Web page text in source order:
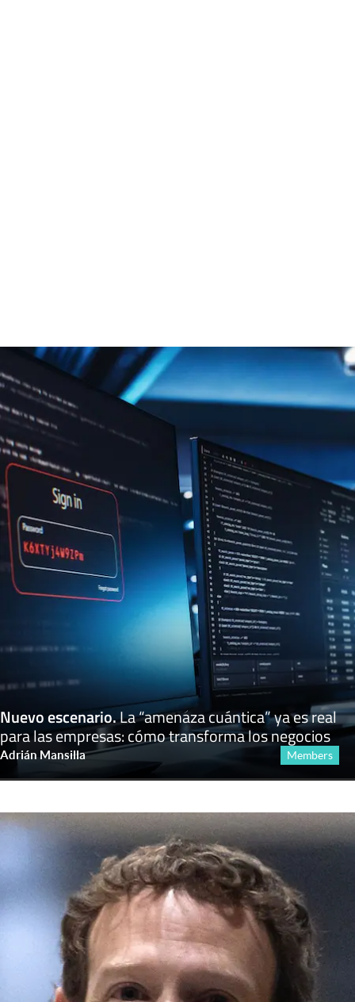
Nuevo escenario.La “amenaza cuántica” ya es real
para las empresas: cómo transforma los negocios
Adrián Mansilla Members